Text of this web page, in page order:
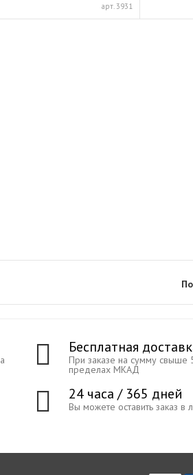
арт. 3931
Бесплатная
При заказе на сумму свыше
пределах МКАД
24 часа / 365 дней
Вы можете оставить заказ в